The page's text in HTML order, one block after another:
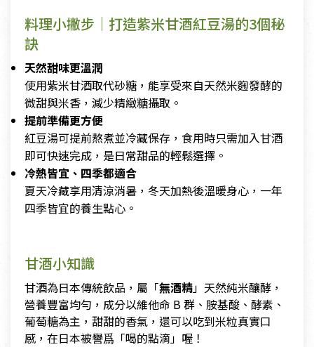
料理小撇步｜打造紫米甘酒紅豆湯的3個秘
訣
天然甜味更溫潤
使用紫米甘酒取代砂糖，能享受來自天然米麴發酵的
微甜與米香，減少精緻糖攝取。
提前準備更方便
紅豆湯可提前熬煮並冷藏保存，食用時只需加入甘酒
即可快速完成，是日常甜品的輕鬆選擇。
冷熱皆宜、四季都適合
夏天冷藏享用清涼消暑，冬天加熱後溫暖身心，一年
四季皆宜的養生點心。
甘酒小知識
甘酒為日本傳統飲品，屬「無酒精」天然純米釀酵，
營養豐富均勻，成分以維他命 B 群、胺基酸、酵素、
葡萄糖為主，甜甜的香氣，還可以吃到米粒真實口
感，在日本被譽爲「喝的點滴」喔！